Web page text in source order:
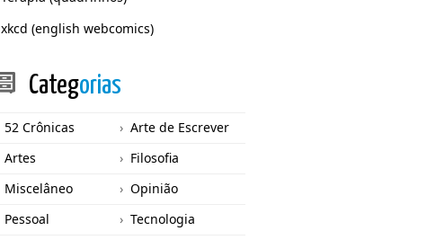
xkcd (english webcomics)
Categorias
52 Crônicas
Arte de Escrever
Artes
Filosofia
Miscelâneo
Opinião
Pessoal
Tecnologia